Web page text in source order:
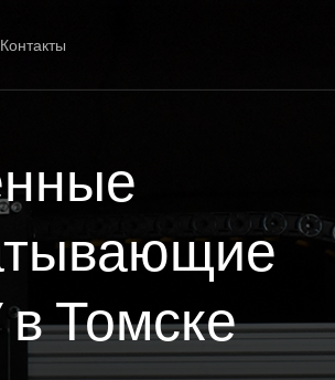
Контакты
Томске